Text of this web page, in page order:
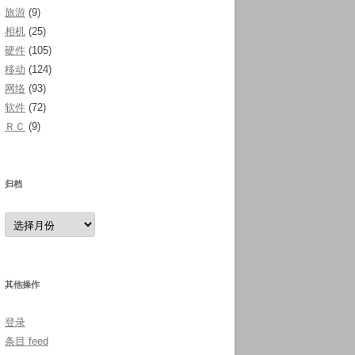
旅游 (9)
相机 (25)
硬件 (105)
移动 (124)
网络 (93)
软件 (72)
ＲＣ (9)
归档
归
档
其他操作
登录
条目 feed